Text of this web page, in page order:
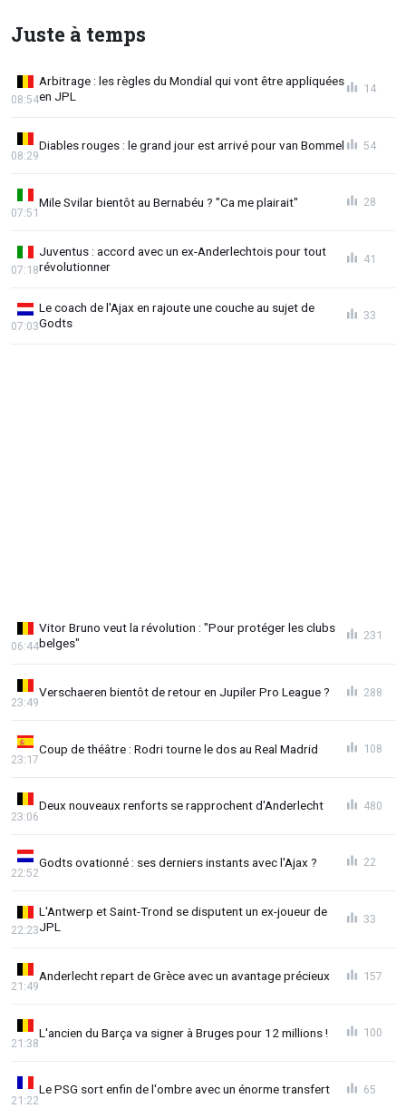
Juste à temps
Arbitrage : les règles du Mondial qui vont être appliquées
en JPL
08:54
14
Diables rouges : le grand jour est arrivé pour van Bommel
08:29
54
Mile Svilar bientôt au Bernabéu ? "Ca me plairait"
07:51
28
Juventus : accord avec un ex-Anderlechtois pour tout
révolutionner
07:18
41
Le coach de l'Ajax en rajoute une couche au sujet de
Godts
07:03
33
Vitor Bruno veut la révolution : "Pour protéger les clubs
belges"
06:44
231
Verschaeren bientôt de retour en Jupiler Pro League ?
23:49
288
Coup de théâtre : Rodri tourne le dos au Real Madrid
23:17
108
Deux nouveaux renforts se rapprochent d'Anderlecht
23:06
480
Godts ovationné : ses derniers instants avec l'Ajax ?
22:52
22
L'Antwerp et Saint-Trond se disputent un ex-joueur de
JPL
22:23
33
Anderlecht repart de Grèce avec un avantage précieux
21:49
157
L'ancien du Barça va signer à Bruges pour 12 millions !
21:38
100
Le PSG sort enfin de l'ombre avec un énorme transfert
21:22
65